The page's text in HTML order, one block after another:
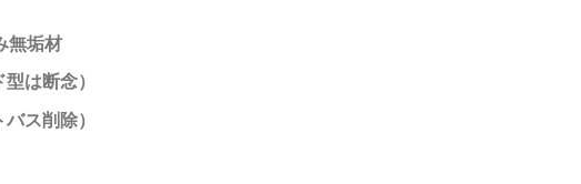
無垢材
は断念）
ス削除）